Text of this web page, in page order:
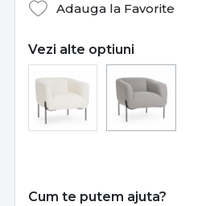
Adauga la Favorite
Vezi alte optiuni
Cum te putem ajuta?